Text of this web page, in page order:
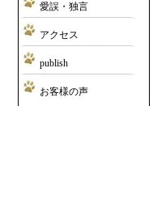
愛誤・独言
アクセス
publish
お客様の声